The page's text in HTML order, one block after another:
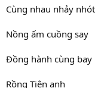
Cùng nhau nhảy nhót
Nồng ấm cuồng say
Đồng hành cùng bay
Rồng Tiên anh